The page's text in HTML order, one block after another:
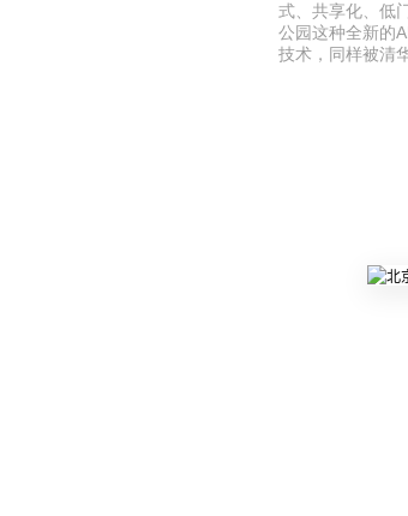
式、共享化、低
公园这种全新的
技术，同样被清